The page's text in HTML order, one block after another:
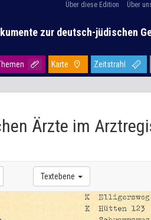
Über diese Edition Über
zur deutsch-jüdischen
Karte Zeitstrahl
Ärzte im
Textebene